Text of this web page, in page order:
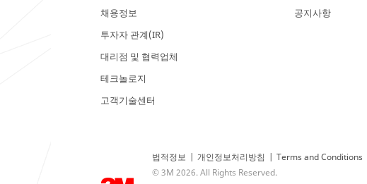
채용정보
투자자 관계(IR)
대리점 및 협력업체
테크놀로지
고객기술센터
공지사항
법적정보 | 개인정보처리방침 | Terms and Conditions
© 3M 2026. All Rights Reserved.